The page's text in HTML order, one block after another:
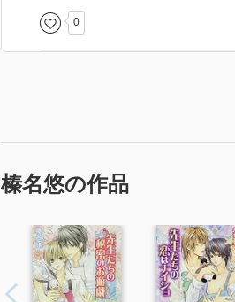
0
榛名悠の作品